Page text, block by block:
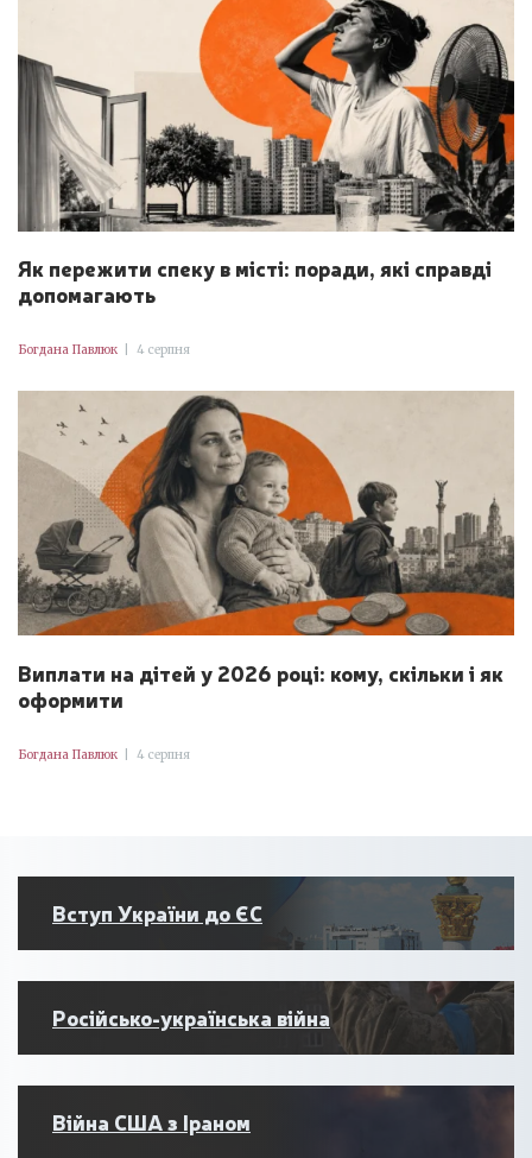
Як пережити спеку в місті: поради, які справді
допомагають
Богдана Павлюк 4 серпня
Виплати на дітей у 2026 році: кому, скільки і як
оформити
Богдана Павлюк 4 серпня
Вступ України до ЄС
Російсько-українська війна
Війна США з Іраном